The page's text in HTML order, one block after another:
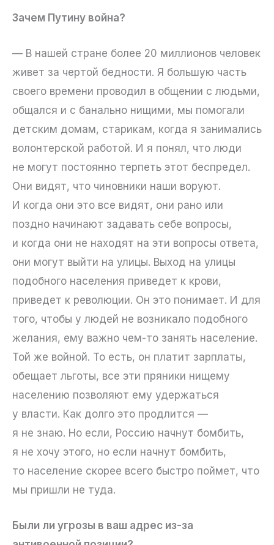
Зачем Путину война?
— В нашей стране более 20 миллионов человек
живет за чертой бедности. Я большую часть
своего времени проводил в общении с людьми,
общался и с банально нищими, мы помогали
детским домам, старикам, когда я занимались
волонтерской работой. И я понял, что люди
не могут постоянно терпеть этот беспредел.
Они видят, что чиновники наши воруют.
И когда они это все видят, они рано или
поздно начинают задавать себе вопросы,
и когда они не находят на эти вопросы ответа,
они могут выйти на улицы. Выход на улицы
подобного населения приведет к крови,
приведет к революции. Он это понимает. И для
того, чтобы у людей не возникало подобного
желания, ему важно чем-то занять население.
Той же войной. То есть, он платит зарплаты,
обещает льготы, все эти пряники нищему
населению позволяют ему удержаться
у власти. Как долго это продлится —
я не знаю. Но если, Россию начнут бомбить,
я не хочу этого, но если начнут бомбить,
то население скорее всего быстро поймет, что
мы пришли не туда.
Были ли угрозы в ваш адрес из-за